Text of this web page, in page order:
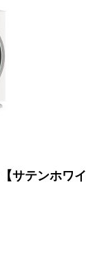
サテンホワイ